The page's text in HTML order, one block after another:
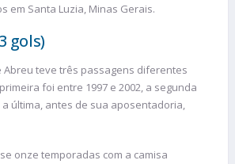
em Santa Luzia, Minas Gerais.
gols)
Abreu teve três passagens diferentes
foi entre 1997 e 2002, a segunda
a última, antes de sua aposentadoria,
onze temporadas com a camisa